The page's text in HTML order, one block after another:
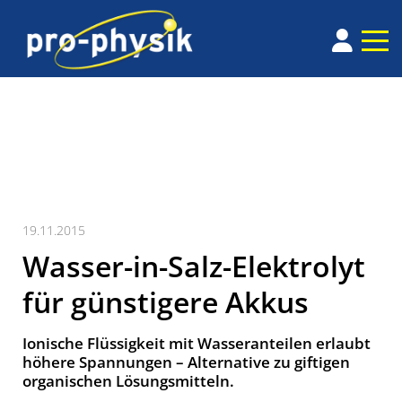
19.11.2015
Wasser-in-Salz-Elektrolyt
für günstigere Akkus
Ionische Flüssigkeit mit Wasseranteilen erlaubt
höhere Spannungen – Alternative zu giftigen
organischen Lösungsmitteln.